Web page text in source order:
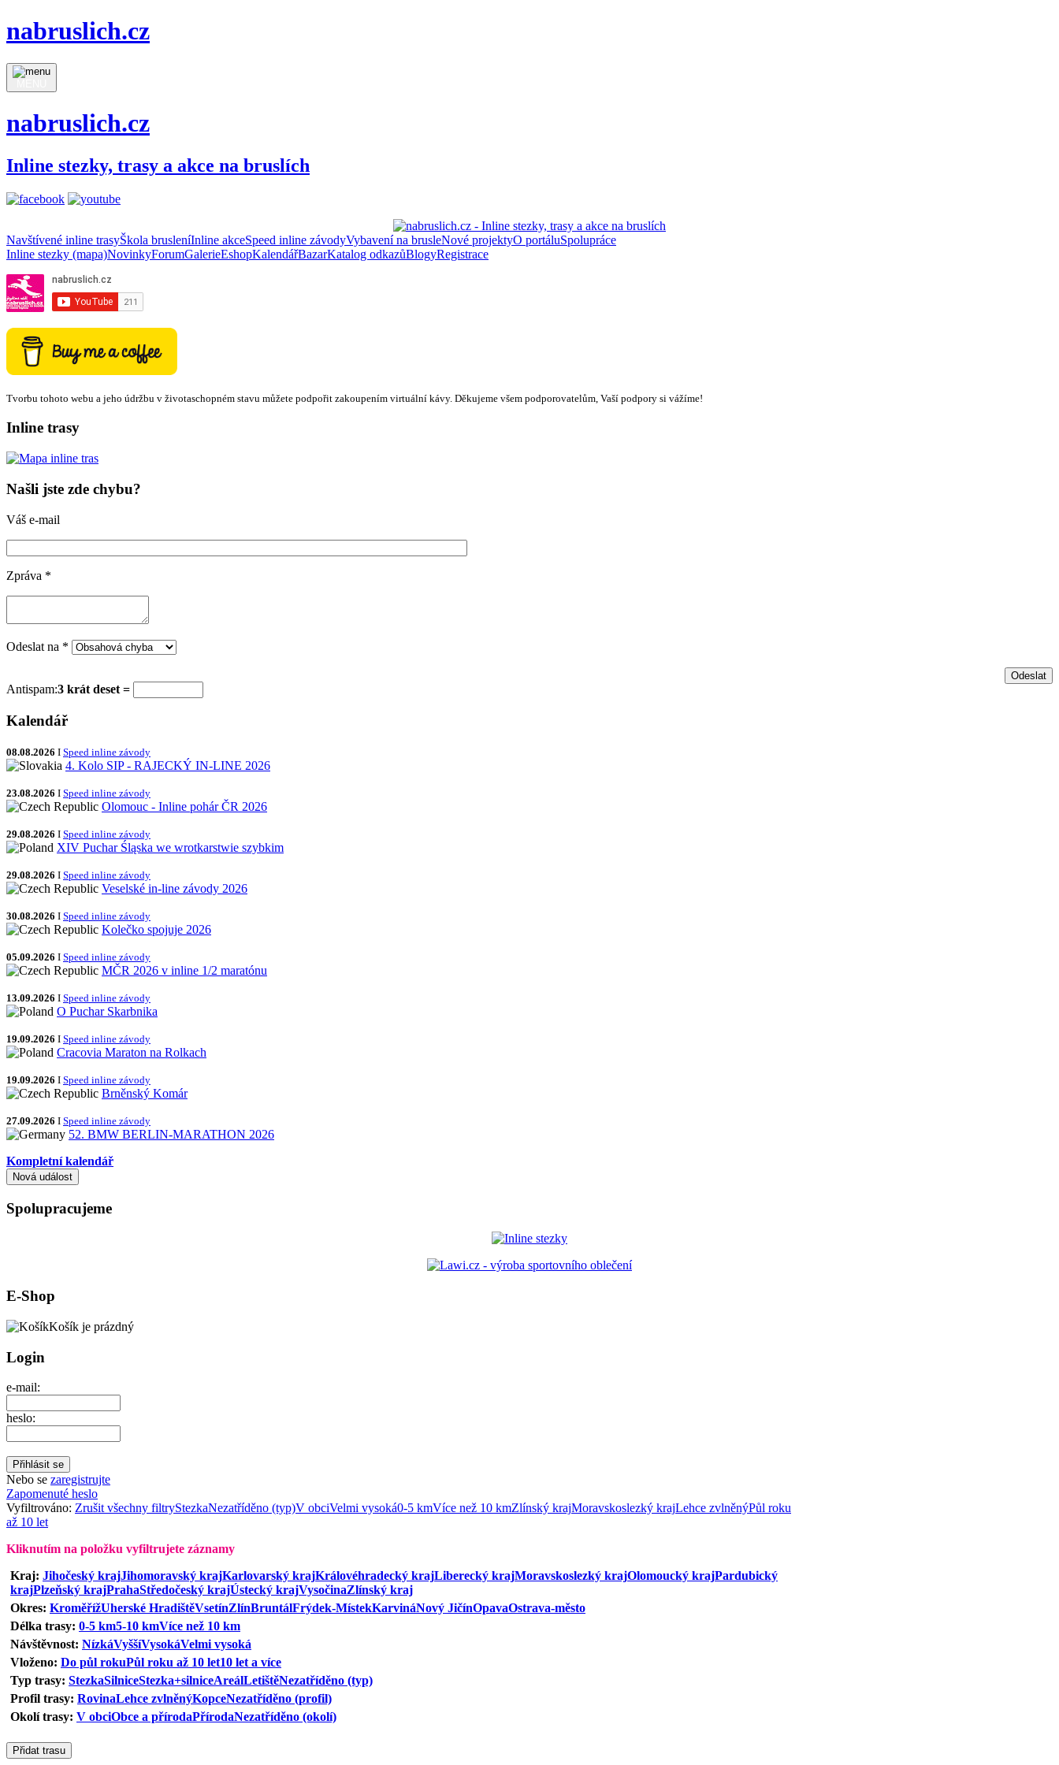
nabruslich.cz
nabruslich.cz
Inline stezky, trasy a akce na bruslích
Navštívené inline trasyŠkola brusleníInline akceSpeed inline závodyVybavení na brusleNové projektyO portáluSpolupráce
Inline stezky (mapa)NovinkyForumGalerieEshopKalendářBazarKatalog odkazůBlogyRegistrace
Tvorbu tohoto webu a jeho údržbu v životaschopném stavu můžete podpořit zakoupením virtuální kávy. Děkujeme všem podporovatelům, Vaší podpory si vážíme!
Inline trasy
Našli jste zde chybu?
Váš e-mail
Zpráva *
Odeslat na *
Antispam:3 krát deset =
Kalendář
08.08.2026 I Speed inline závody
4. Kolo SIP - RAJECKÝ IN-LINE 2026
23.08.2026 I Speed inline závody
Olomouc - Inline pohár ČR 2026
29.08.2026 I Speed inline závody
XIV Puchar Śląska we wrotkarstwie szybkim
29.08.2026 I Speed inline závody
Veselské in-line závody 2026
30.08.2026 I Speed inline závody
Kolečko spojuje 2026
05.09.2026 I Speed inline závody
MČR 2026 v inline 1/2 maratónu
13.09.2026 I Speed inline závody
O Puchar Skarbnika
19.09.2026 I Speed inline závody
Cracovia Maraton na Rolkach
19.09.2026 I Speed inline závody
Brněnský Komár
27.09.2026 I Speed inline závody
52. BMW BERLIN-MARATHON 2026
Kompletní kalendář
Spolupracujeme
E-Shop
Košík je prázdný
Login
e-mail:
heslo:
Nebo se zaregistrujte
Zapomenuté heslo
Vyfiltrováno: Zrušit všechny filtryStezkaNezatříděno (typ)V obciVelmi vysoká0-5 kmVíce než 10 kmZlínský krajMoravskoslezký krajLehce zvlněnýPůl roku
až 10 let
Kliknutím na položku vyfiltrujete záznamy
Kraj: Jihočeský krajJihomoravský krajKarlovarský krajKrálovéhradecký krajLiberecký krajMoravskoslezký krajOlomoucký krajPardubický
krajPlzeňský krajPrahaStředočeský krajÚstecký krajVysočinaZlínský kraj
Okres: KroměřížUherské HradištěVsetínZlínBruntálFrýdek-MístekKarvináNový JičínOpavaOstrava-město
Délka trasy: 0-5 km5-10 kmVíce než 10 km
Návštěvnost: NízkáVyššíVysokáVelmi vysoká
Vloženo: Do půl rokuPůl roku až 10 let10 let a více
Typ trasy: StezkaSilniceStezka+silniceAreálLetištěNezatříděno (typ)
Profil trasy: RovinaLehce zvlněnýKopceNezatříděno (profil)
Okolí trasy: V obciObce a přírodaPřírodaNezatříděno (okolí)